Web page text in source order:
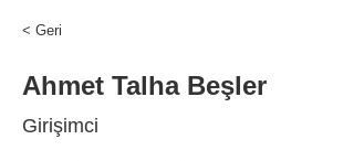
< Geri
Ahmet Talha Beşler
Girişimci